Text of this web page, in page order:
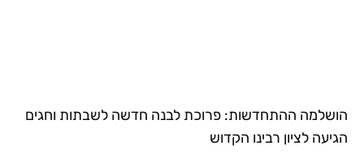
הושלמה ההתחדשות: פרוכת לבנה חדשה לשבתות וחגים
הגיעה לציון רבינו הקדוש